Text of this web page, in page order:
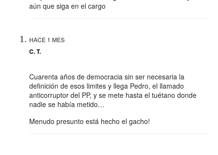
aún que siga en el cargo
HACE 1 MES
C. T.
Cuarenta años de democracia sin ser necesaria la
definición de esos limites y llega Pedro, el llamado
anticorruptor del PP, y se mete hasta el tuétano donde
nadie se había metido…
Menudo presunto está hecho el gacho!